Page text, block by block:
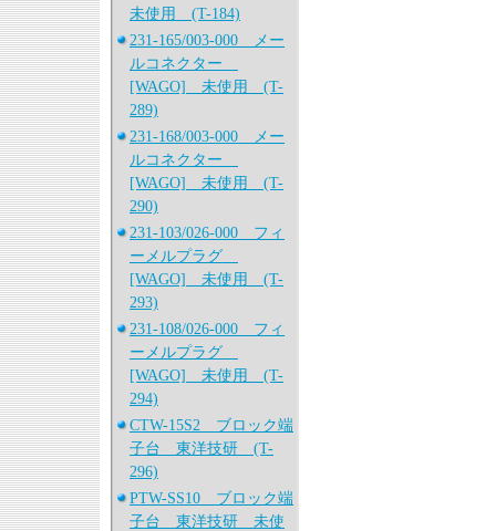
未使用 (T-184)
231-165/003-000 メー
ルコネクター
[WAGO] 未使用 (T-
289)
231-168/003-000 メー
ルコネクター
[WAGO] 未使用 (T-
290)
231-103/026-000 フィ
ーメルプラグ
[WAGO] 未使用 (T-
293)
231-108/026-000 フィ
ーメルプラグ
[WAGO] 未使用 (T-
294)
CTW-15S2 ブロック端
子台 東洋技研 (T-
296)
PTW-SS10 ブロック端
子台 東洋技研 未使